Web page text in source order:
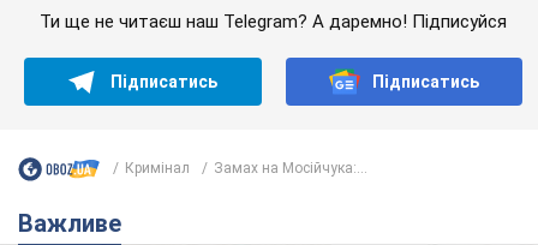
Ти ще не читаєш наш Telegram? А даремно! Підписуйся
Підписатись Підписатись
Кримінал Замах на Мосійчука:...
Важливе